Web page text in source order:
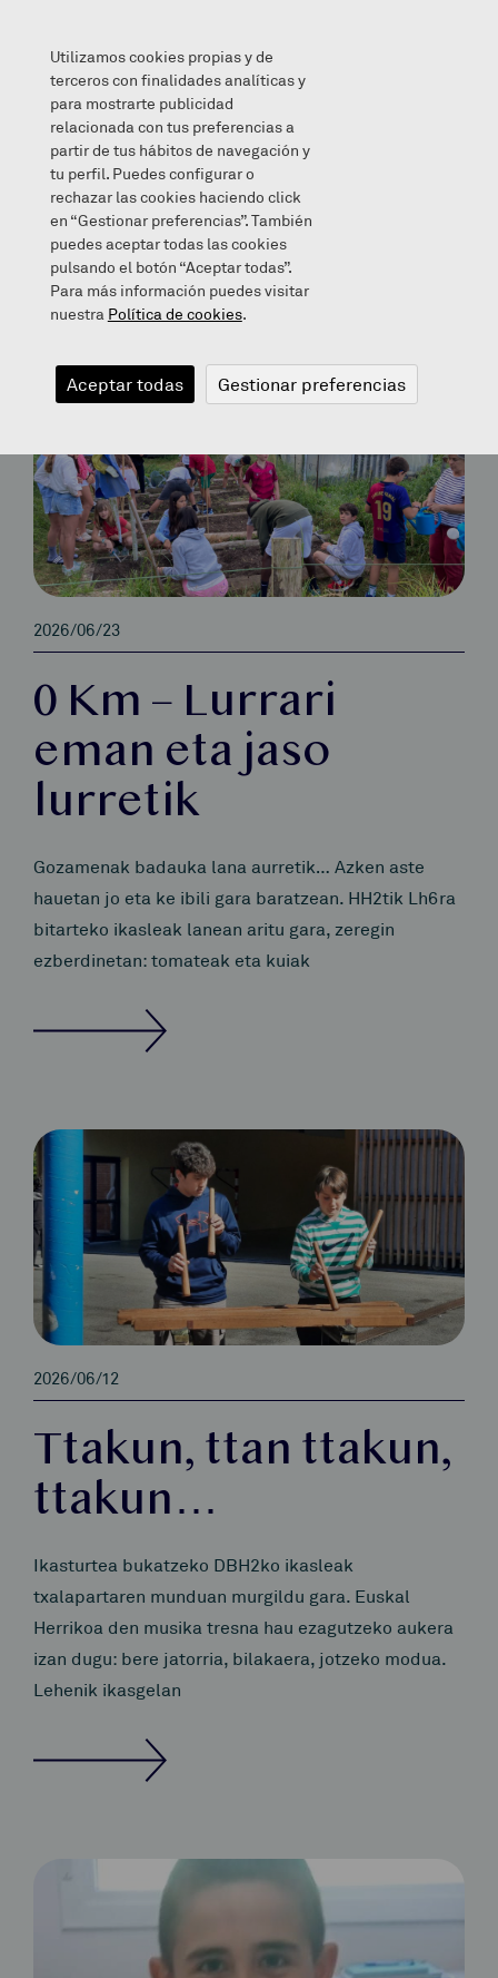
Archives for January 7, 2021
Bloga
2026/06/23
0 Km – Lurrari
eman eta jaso
lurretik
Gozamenak badauka lana aurretik… Azken aste
hauetan jo eta ke ibili gara baratzean. HH2tik Lh6ra
bitarteko ikasleak lanean aritu gara, zeregin
ezberdinetan: tomateak eta kuiak
2026/06/12
Ttakun, ttan ttakun,
ttakun…
Ikasturtea bukatzeko DBH2ko ikasleak
txalapartaren munduan murgildu gara. Euskal
Herrikoa den musika tresna hau ezagutzeko aukera
izan dugu: bere jatorria, bilakaera, jotzeko modua.
Lehenik ikasgelan
Utilizamos cookies propias y de
terceros con finalidades analíticas y
para mostrarte publicidad
relacionada con tus preferencias a
partir de tus hábitos de navegación y
tu perfil. Puedes configurar o
rechazar las cookies haciendo click
en “Gestionar preferencias”. También
puedes aceptar todas las cookies
pulsando el botón “Aceptar todas”.
Para más información puedes visitar
nuestra Política de cookies.
Aceptar todas Gestionar preferencias